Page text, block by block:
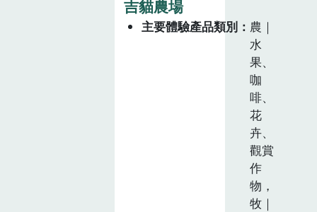
吉貓農場
主要體驗產品類別
農｜
水
果、
咖
啡、
花
卉、
觀賞
作
物，
牧｜